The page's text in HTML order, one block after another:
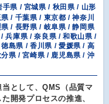
県 / 宮城県 / 秋田県 / 山形
/ 千葉県 / 東京都 / 神奈川
/ 長野県 / 岐阜県 / 静岡県
兵庫県 / 奈良県 / 和歌山県 /
島県 / 香川県 / 愛媛県 / 高
県 / 宮崎県 / 鹿児島県 / 沖
として、QMS（品質マ
開発プロセスの推進、